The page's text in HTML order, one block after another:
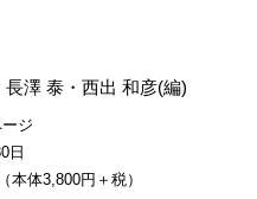
長澤 泰 ・西出 和彦(編)
ジ
日
本体3,800円＋税）